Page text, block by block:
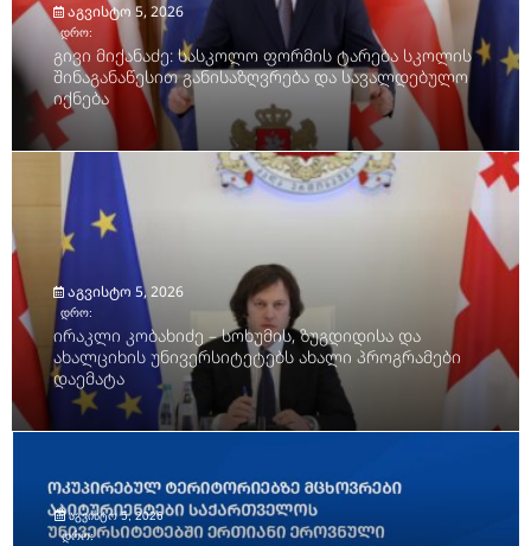
აგვისტო 5, 2026
დრო:
გივი მიქანაძე: სასკოლო ფორმის ტარება სკოლის
შინაგანაწესით განისაზღვრება და სავალდებულო
იქნება
აგვისტო 5, 2026
დრო:
ირაკლი კობახიძე – სოხუმის, ზუგდიდისა და
ახალციხის უნივერსიტეტებს ახალი პროგრამები
დაემატა
აგვისტო 5, 2026
დრო: